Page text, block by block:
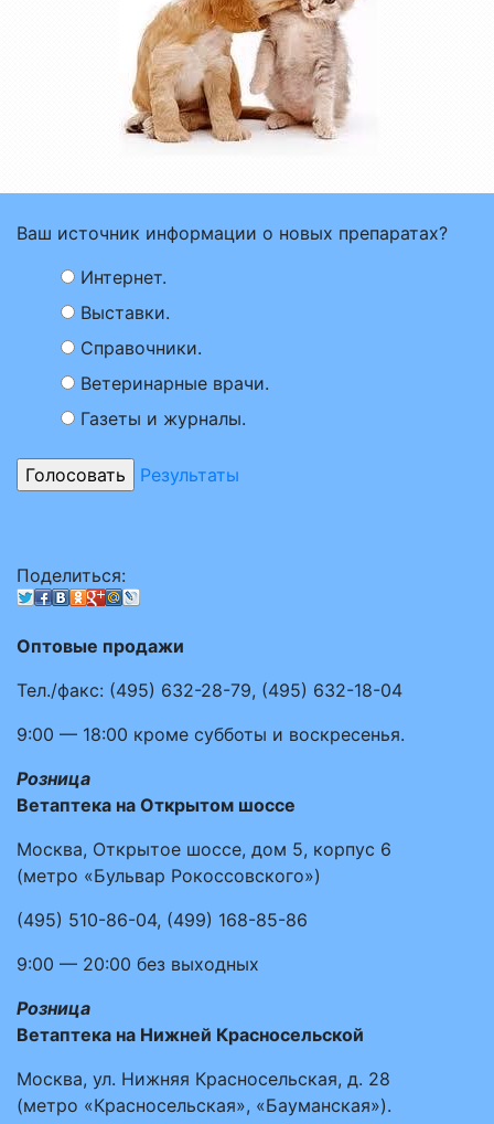
Ваш источник информации о новых препаратах?
Интернет.
Выставки.
Справочники.
Ветеринарные врачи.
Газеты и журналы.
Результаты
Поделиться:
Оптовые продажи
Тел./факс: (495) 632-28-79, (495) 632-18-04
9:00 — 18:00 кроме субботы и воскресенья.
Розница
Ветаптека на Открытом шоссе
Москва, Открытое шоссе, дом 5, корпус 6
(метро «Бульвар Рокоссовского»)
(495) 510-86-04, (499) 168-85-86
9:00 — 20:00 без выходных
Розница
Ветаптека на Нижней Красносельской
Москва, ул. Нижняя Красносельская, д. 28
(метро «Красносельская», «Бауманская»).